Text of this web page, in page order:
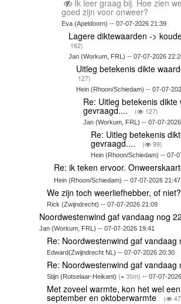
Ik leer graag bij. Hoe zien
goed zijn voor onweer?
Eva (Apeldoorn) -- 07-07-2026 21:39
Lagere diktewaarden ->
162)
Jan (Workum, FRL) -- 07-07-2026
Uitleg betekenis dikte
127)
Hein (Rhoon/Schiedam) -- 07-07-
Re: Uitleg betekenis dikte
gevraagd.... ( 127)
Jan (Workum, FRL) -- 07-07-
Re: Uitleg betekenis
gevraagd.... ( 99)
Hein (Rhoon/Schiedam) -- 07-
Re: ik teken ervoor.
Hein (Rhoon/Schiedam) -- 07-07-2026 21:47
We zijn toch weerliefhebber, of niet?
Rick (Zwijndrecht) -- 07-07-2026 21:09
Noordwestenwind gaf vandaag nog
Jan (Workum, FRL) -- 07-07-2026 19:41
Re: Noordwestenwind gaf vandaag
Edward(Zwijndrecht NL) -- 07-07-2026 20:30
Re: Noordwestenwind gaf vandaag
Stijn (Rotselaar-Heikant) ( 35m) -- 07-07-
Met zoveel warmte, kon het wel
september en oktoberwarmte (